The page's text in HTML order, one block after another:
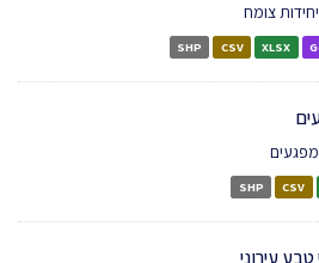
SHP CSV XLSX
SHP CSV